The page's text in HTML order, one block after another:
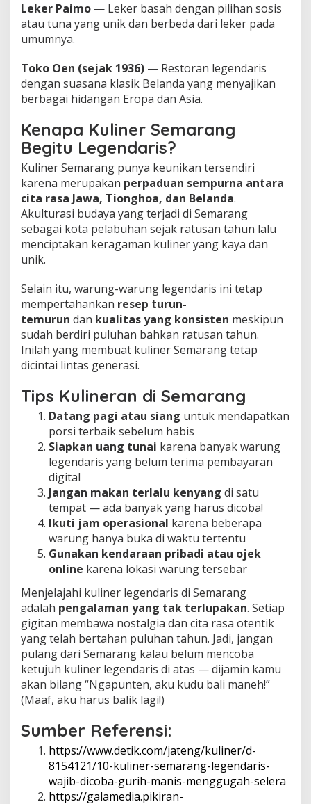
Leker Paimo — Leker basah dengan pilihan sosis
atau tuna yang unik dan berbeda dari leker pada
umumnya.
Toko Oen (sejak 1936) — Restoran legendaris
dengan suasana klasik Belanda yang menyajikan
berbagai hidangan Eropa dan Asia.
Kenapa Kuliner Semarang
Begitu Legendaris?
Kuliner Semarang punya keunikan tersendiri
karena merupakan perpaduan sempurna antara
cita rasa Jawa, Tionghoa, dan Belanda.
Akulturasi budaya yang terjadi di Semarang
sebagai kota pelabuhan sejak ratusan tahun lalu
menciptakan keragaman kuliner yang kaya dan
unik.
Selain itu, warung-warung legendaris ini tetap
mempertahankan resep turun-
temurun dan kualitas yang konsisten meskipun
sudah berdiri puluhan bahkan ratusan tahun.
Inilah yang membuat kuliner Semarang tetap
dicintai lintas generasi.
Tips Kulineran di Semarang
Datang pagi atau siang untuk mendapatkan
porsi terbaik sebelum habis
Siapkan uang tunai karena banyak warung
legendaris yang belum terima pembayaran
digital
Jangan makan terlalu kenyang di satu
tempat — ada banyak yang harus dicoba!
Ikuti jam operasional karena beberapa
warung hanya buka di waktu tertentu
Gunakan kendaraan pribadi atau ojek
online karena lokasi warung tersebar
Menjelajahi kuliner legendaris di Semarang
adalah pengalaman yang tak terlupakan. Setiap
gigitan membawa nostalgia dan cita rasa otentik
yang telah bertahan puluhan tahun. Jadi, jangan
pulang dari Semarang kalau belum mencoba
ketujuh kuliner legendaris di atas — dijamin kamu
akan bilang “Ngapunten, aku kudu bali maneh!”
(Maaf, aku harus balik lagi!)
Sumber Referensi:
https://www.detik.com/jateng/kuliner/d-
8154121/10-kuliner-semarang-legendaris-
wajib-dicoba-gurih-manis-menggugah-selera
https://galamedia.pikiran-